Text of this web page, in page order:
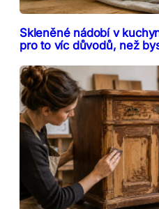
Skleněné nádobí v
pro to víc důvodů, než